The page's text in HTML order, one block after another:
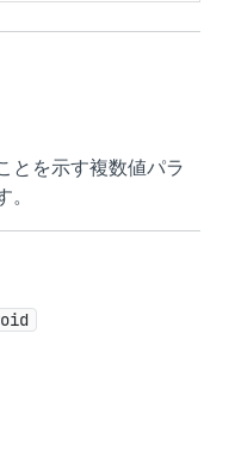
とを示す複数値パラ
。